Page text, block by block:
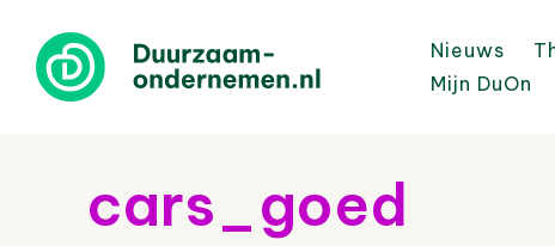
Nieuws
Mijn DuOn
cars_goed